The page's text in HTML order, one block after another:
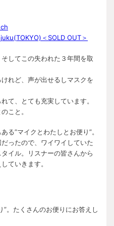
＜SOLD OUT＞
してこの失われた３年間を取
れど、声が出せるしマスクを
て、とても充実しています。
こと。
る”マイクとわたしとお便り”。
ったので、ワイワイしていた
イル。リスナーの皆さんから
ていきます。
”。たくさんのお便りにお答えし